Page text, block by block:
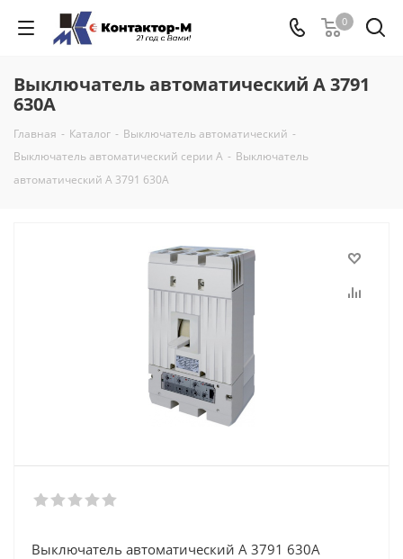
0
Выключатель автоматический А 3791
630А
Главная - Каталог - Выключатель автоматический -
Выключатель автоматический серии А - Выключатель
автоматический А 3791 630А
Выключатель автоматический А 3791 630А